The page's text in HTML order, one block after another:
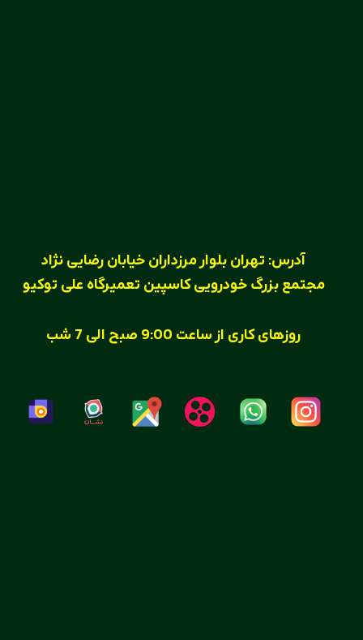
آدرس: تهران بلوار مرزداران خیابان رضایی نژاد
مجتمع بزرگ خودرویی کاسپین تعمیرگاه علی توکیو
روزهای کاری از ساعت 9:00 صبح الی 7 شب